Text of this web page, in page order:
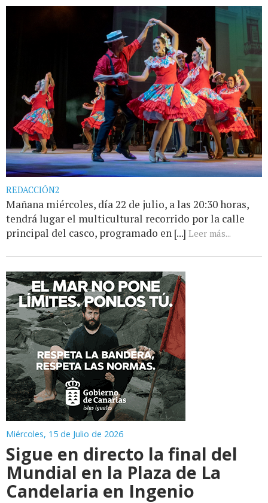
REDACCIÓN2
Mañana miércoles, día 22 de julio, a las 20:30 horas,
tendrá lugar el multicultural recorrido por la calle
principal del casco, programado en [...] Leer más...
Miércoles, 15 de Julio de 2026
Sigue en directo la final del
Mundial en la Plaza de La
Candelaria en Ingenio